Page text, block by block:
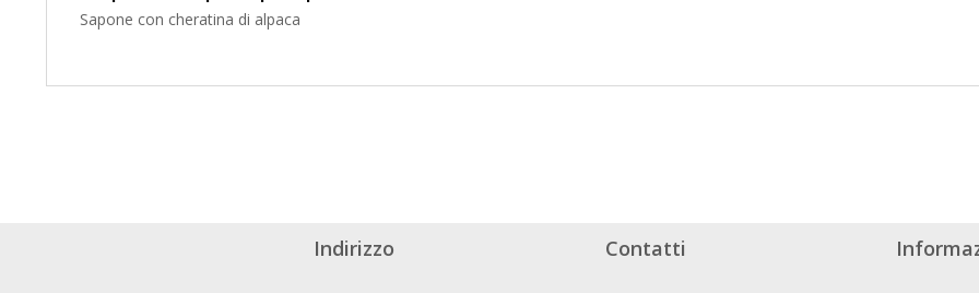
Sapone con cheratina di alpaca
Indirizzo Contatti